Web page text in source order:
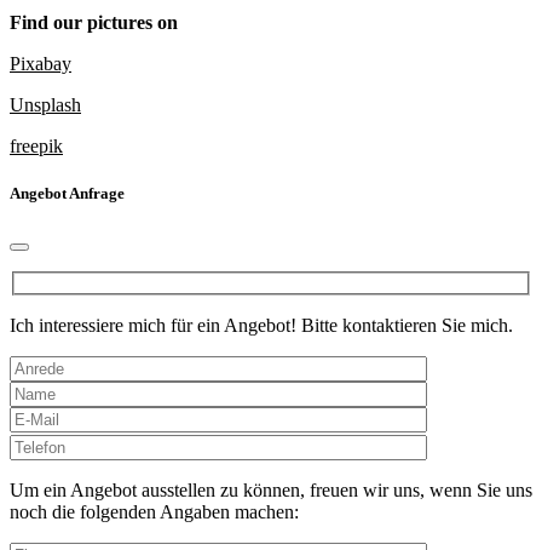
Find our pictures on
Pixabay
Unsplash
freepik
Angebot Anfrage
Ich interessiere mich für ein Angebot! Bitte kontaktieren Sie mich.
Bitte
lasse
dieses
Feld
Um ein Angebot ausstellen zu können, freuen wir uns, wenn Sie uns
noch die folgenden Angaben machen: